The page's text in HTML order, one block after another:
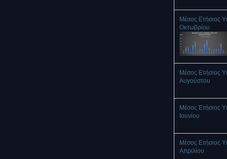
Μέσος Ετήσιος
Οκτωβρίου
Μέσος Ετήσιος
Αυγούστου
Μέσος Ετήσιος
Ιουνίου
Μέσος Ετήσιος
Απριλίου